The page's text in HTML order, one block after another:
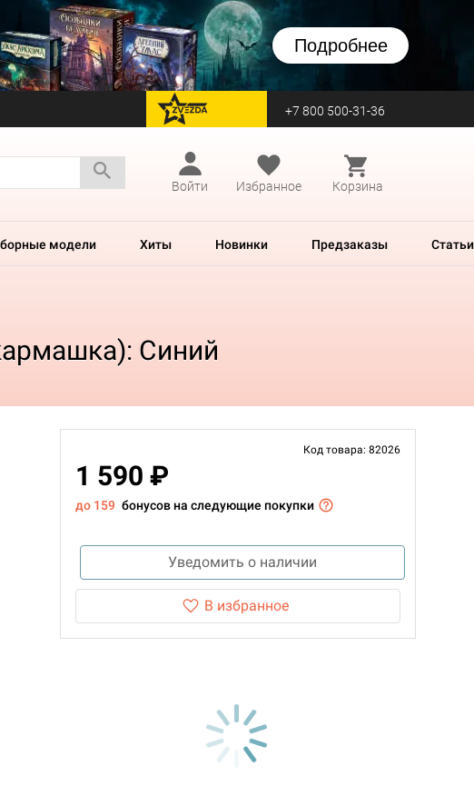
Подробнее
перейти на Zvezda +7 800 500-31-36
Войти
Избранное Корзина
модели Хиты Новинки Предзаказы Статьи
Синий
Код товара: 82026
1 590 ₽
до 159 бонусов на следующие покупки
Уведомить о наличии
В избранное